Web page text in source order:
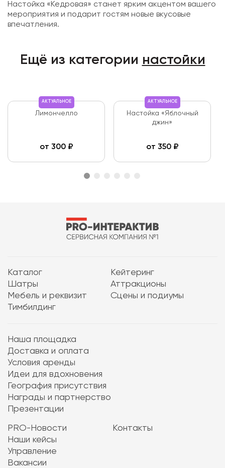
Настойка «Кедровая» станет ярким акцентом вашего
мероприятия и подарит гостям новые вкусовые
впечатления.
Ещё из категории настойки
АКТУАЛЬНОЕ
Лимончелло
от 300₽
АКТУАЛЬНОЕ
Настойка «Яблочный
джин»
от 350₽
Каталог
Кейтеринг
Шатры
Аттракционы
Мебель и реквизит
Сцены и подиумы
Тимбилдинг
Наша площадка
Доставка и оплата
Условия аренды
Идеи для вдохновения
География присутствия
Награды и партнерство
Презентации
PRO-Новости
Наши кейсы
Управление
Вакансии
Контакты